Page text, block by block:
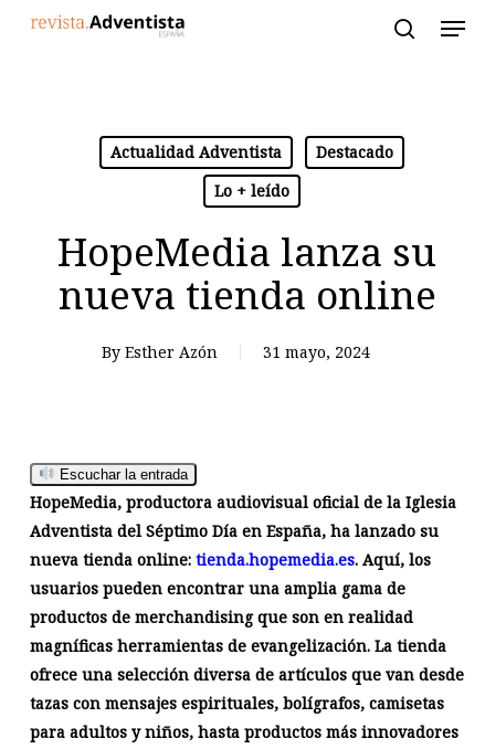
Actualidad Adventista
Destacado
Lo + leído
HopeMedia lanza su
nueva tienda online
By Esther Azón 31 mayo, 2024
Escuchar la entrada
HopeMedia, productora audiovisual oficial de la Iglesia
Adventista del Séptimo Día en España, ha lanzado su
nueva tienda online: tienda.hopemedia.es. Aquí, los
usuarios pueden encontrar una amplia gama de
productos de merchandising que son en realidad
magníficas herramientas de evangelización. La tienda
ofrece una selección diversa de artículos que van desde
tazas con mensajes espirituales, bolígrafos, camisetas
para adultos y niños, hasta productos más innovadores